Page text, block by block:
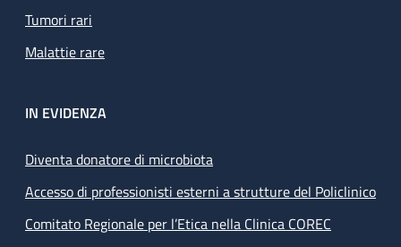
Tumori rari
Malattie rare
IN EVIDENZA
Diventa donatore di microbiota
Accesso di professionisti esterni a strutture del Policlinico
Comitato Regionale per l’Etica nella Clinica COREC